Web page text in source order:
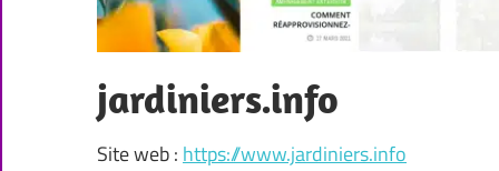
jardiniers.info
Site web : https://www.jardiniers.info